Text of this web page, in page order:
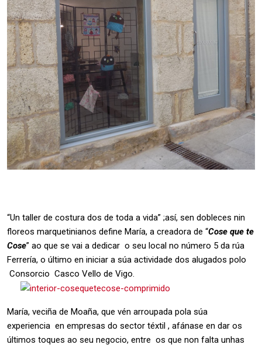
“Un taller de costura dos de toda a vida” ;así, sen dobleces nin
floreos marquetinianos define María, a creadora de “Cose que te
Cose” ao que se vai a dedicar o seu local no número 5 da rúa
Ferrería, o último en iniciar a súa actividade dos alugados polo
Consorcio Casco Vello de Vigo.
María, veciña de Moaña, que vén arroupada pola súa
experiencia en empresas do sector téxtil , afánase en dar os
últimos toques ao seu negocio, entre os que non falta unhas